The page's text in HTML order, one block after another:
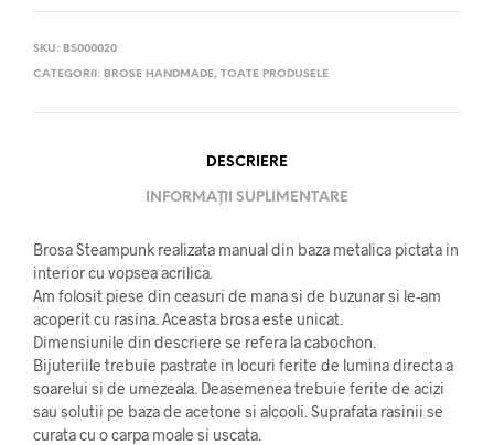
SKU: BS000020
CATEGORII: BROSE HANDMADE, TOATE PRODUSELE
DESCRIERE
INFORMAȚII SUPLIMENTARE
Brosa Steampunk realizata manual din baza metalica pictata in
interior cu vopsea acrilica.
Am folosit piese din ceasuri de mana si de buzunar si le-am
acoperit cu rasina. Aceasta brosa este unicat.
Dimensiunile din descriere se refera la cabochon.
Bijuteriile trebuie pastrate in locuri ferite de lumina directa a
soarelui si de umezeala. Deasemenea trebuie ferite de acizi
sau solutii pe baza de acetone si alcooli. Suprafata rasinii se
curata cu o carpa moale si uscata.